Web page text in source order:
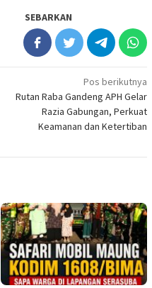
SEBARKAN
Pos berikutnya
Rutan Raba Gandeng APH Gelar
Razia Gabungan, Perkuat
Keamanan dan Ketertiban